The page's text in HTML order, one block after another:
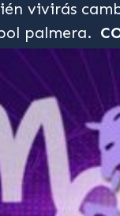
vivirás
palmera.